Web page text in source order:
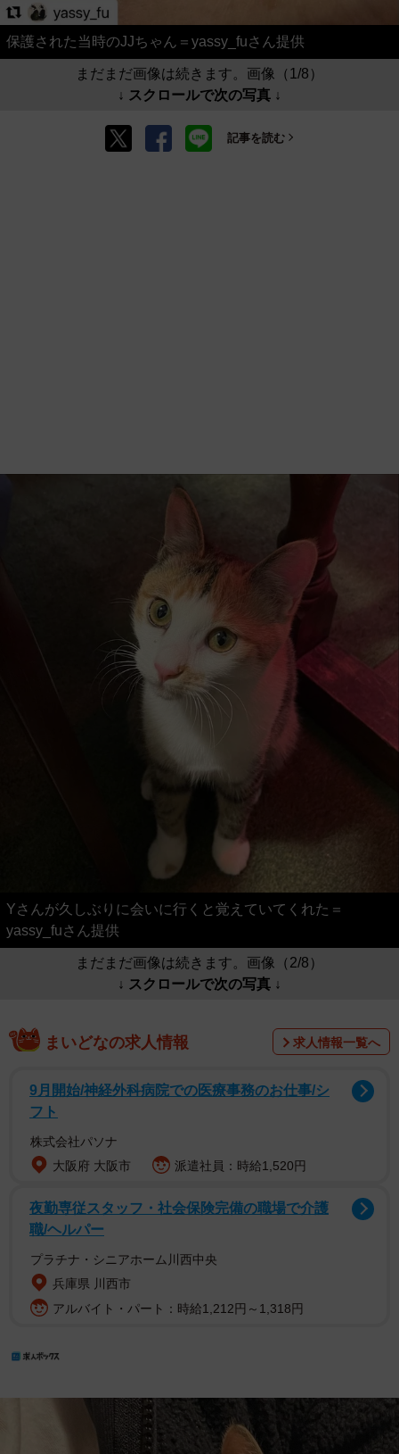
保護された当時のJJちゃん＝yassy_fuさん提供
まだまだ画像は続きます。画像（1/8）
↓ スクロールで次の写真 ↓
記事を読む
Yさんが久しぶりに会いに行くと覚えていてくれた＝
yassy_fuさん提供
まだまだ画像は続きます。画像（2/8）
↓ スクロールで次の写真 ↓
まいどなの求人情報 求人情報一覧へ
9月開始/神経外科病院での医療事務のお仕事/シ
フト
株式会社パソナ
大阪府 大阪市
派遣社員：時給1,520円
夜勤専従スタッフ・社会保険完備の職場で介護
職/ヘルパー
プラチナ・シニアホーム川西中央
兵庫県 川西市
アルバイト・パート：時給1,212円～1,318円